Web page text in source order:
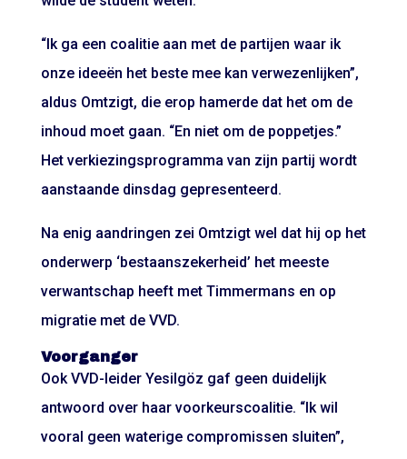
“Ik ga een coalitie aan met de partijen waar ik
onze ideeën het beste mee kan verwezenlijken”,
aldus Omtzigt, die erop hamerde dat het om de
inhoud moet gaan. “En niet om de poppetjes.”
Het verkiezingsprogramma van zijn partij wordt
aanstaande dinsdag gepresenteerd.
Na enig aandringen zei Omtzigt wel dat hij op het
onderwerp ‘bestaanszekerheid’ het meeste
verwantschap heeft met Timmermans en op
migratie met de VVD.
Voorganger
Ook VVD-leider Yesilgöz gaf geen duidelijk
antwoord over haar voorkeurscoalitie. “Ik wil
vooral geen waterige compromissen sluiten”,